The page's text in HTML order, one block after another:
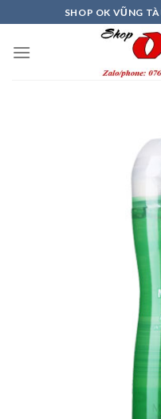
to
content
SHOP OK VŨNG